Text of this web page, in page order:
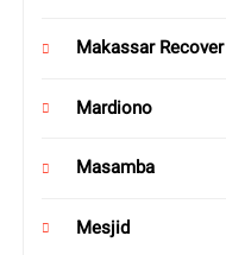
Makassar Recover
Mardiono
Masamba
Mesjid